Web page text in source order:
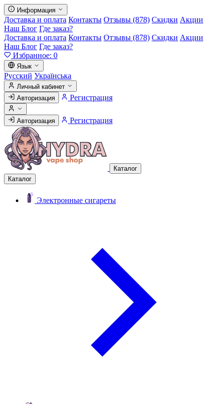
Информация
Доставка и оплата Контакты Отзывы (878) Скидки Акции
Наш Блог Где заказ?
Доставка и оплата Контакты Отзывы (878) Скидки Акции
Наш Блог Где заказ?
Избранное: 0
Язык
Русский Українська
Личный кабинет
Авторизация
Регистрация
Авторизация Регистрация
Каталог
Каталог
Электронные сигареты